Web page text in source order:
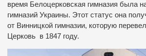
время Белоцерковская гимназия была
гимназий Украины. Этот статус она
от Винницкой гимназии, которую
Церковь в 1847 году.